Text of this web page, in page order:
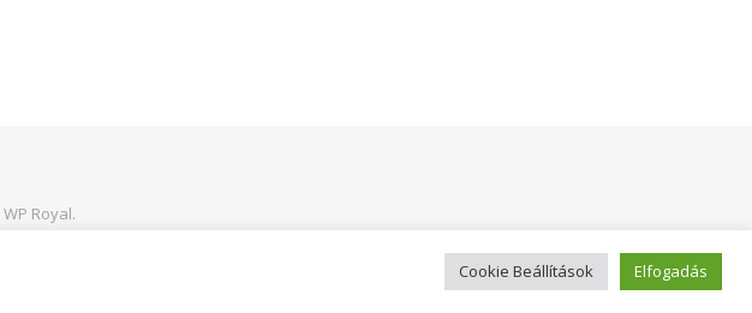
WP Royal.
Cookie Beállítások Elfogadás